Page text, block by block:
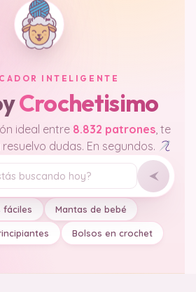
INTELIGENTE
Crochetisimo
ideal entre 8.832 patrones, te
dudas. En segundos.
fáciles Mantas de bebé
Bolsos en crochet